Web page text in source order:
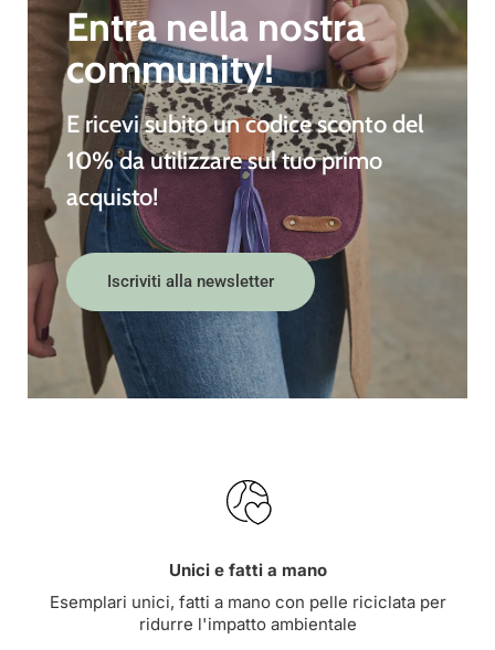
Entra nella nostra
community!
E ricevi subito uncodice sconto del
10%da utilizzare sul tuo primo
acquisto!
Iscriviti alla newsletter
Unici e fatti a mano
Esemplari unici, fatti a mano con pelle riciclata per
ridurre l'impatto ambientale